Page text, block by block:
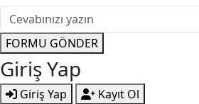
FORMU GÖNDER
Giriş Yap
Giriş Yap
Kayıt Ol